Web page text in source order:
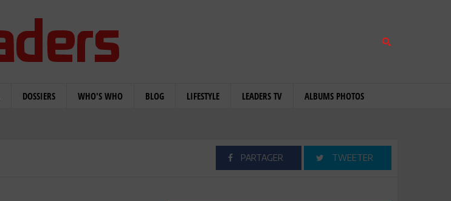
DOSSIERS WHO'S WHO BLOG LIFESTYLE LEADERS TV ALBUMS PHOTOS
PARTAGER TWEETER